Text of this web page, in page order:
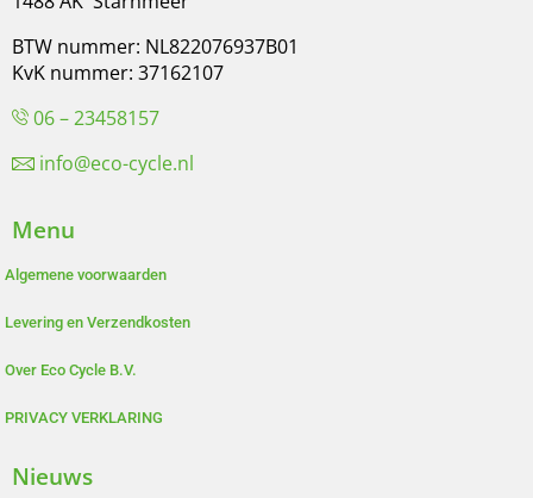
BTW nummer: NL822076937B01
KvK nummer: 37162107
06 – 23458157
info@eco-cycle.nl
Menu
Algemene voorwaarden
Levering en Verzendkosten
Over Eco Cycle B.V.
PRIVACY VERKLARING
Nieuws